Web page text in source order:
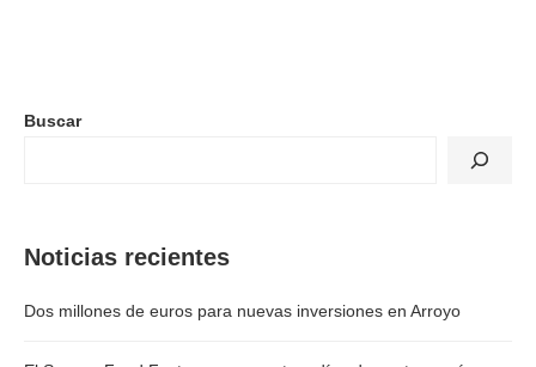
Buscar
Noticias recientes
Dos millones de euros para nuevas inversiones en Arroyo